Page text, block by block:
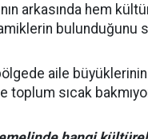
arkasında hem
bulunduğunu
aile
toplum sıcak